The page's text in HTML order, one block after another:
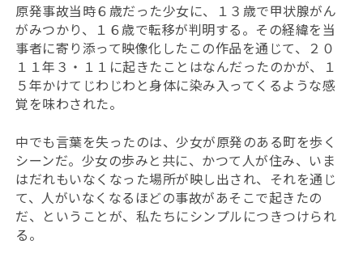
原発事故当時６歳だった少女に、１３歳で甲状腺がん
がみつかり、１６歳で転移が判明する。その経緯を当
事者に寄り添って映像化したこの作品を通じて、２０
１１年３・１１に起きたことはなんだったのかが、１
５年かけてじわじわと身体に染み入ってくるような感
覚を味わされた。
中でも言葉を失ったのは、少女が原発のある町を歩く
シーンだ。少女の歩みと共に、かつて人が住み、いま
はだれもいなくなった場所が映し出され、それを通じ
て、人がいなくなるほどの事故があそこで起きたの
だ、ということが、私たちにシンプルにつきつけられ
る。